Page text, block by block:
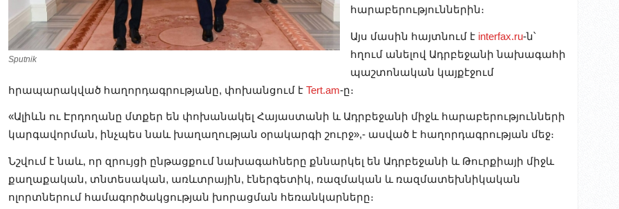
Sputnik
հարաբերություններին։
Այս մասին հայտնում է interfax.ru-ն՝
հղում անելով Ադրբեջանի նախագահի
պաշտոնական կայքէջում
հրապարակված հաղորդագրությանը, փոխանցում է Tert.am-ը։
«Ալիևն ու Էրդողանը մտքեր են փոխանակել Հայաստանի և Ադրբեջանի միջև հարաբերությունների
կարգավորման, ինչպես նաև խաղաղության օրակարգի շուրջ»,- ասված է հաղորդագրության մեջ։
Նշվում է նաև, որ զրույցի ընթացքում նախագահները քննարկել են Ադրբեջանի և Թուրքիայի միջև
քաղաքական, տնտեսական, առևտրային, էներգետիկ, ռազմական և ռազմատեխնիկական
ոլորտներում համագործակցության խորացման հեռանկարները։